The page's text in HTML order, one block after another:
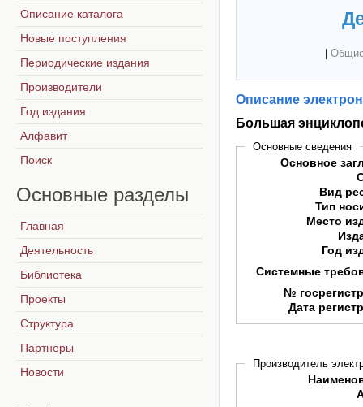
Описание
Большая
Основные сведения
Основное
Вид
Тип
Место
Год
Системные
№
Дата
Производитель
Описание каталога
Новые поступления
Периодические издания
Производители
Год издания
Алфавит
Поиск
Основные разделы
Главная
Деятельность
Библиотека
Проекты
Структура
Партнеры
Новости